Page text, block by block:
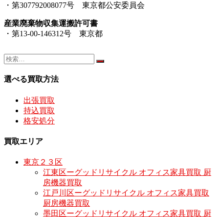
・第307792008077号 東京都公安委員会
産業廃棄物収集運搬許可書
・第13-00-146312号 東京都
選べる買取方法
出張買取
持込買取
格安処分
買取エリア
東京２３区
江東区ーグッドリサイクル オフィス家具買取 厨
房機器買取
江戸川区ーグッドリサイクル オフィス家具買取
厨房機器買取
墨田区ーグッドリサイクル オフィス家具買取 厨